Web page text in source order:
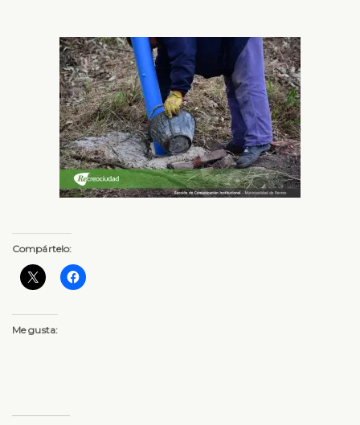
Compártelo:
Me gusta: